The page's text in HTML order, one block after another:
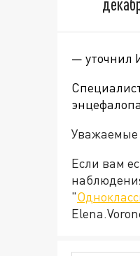
— уточнил
Уважаемые
Если вам
"